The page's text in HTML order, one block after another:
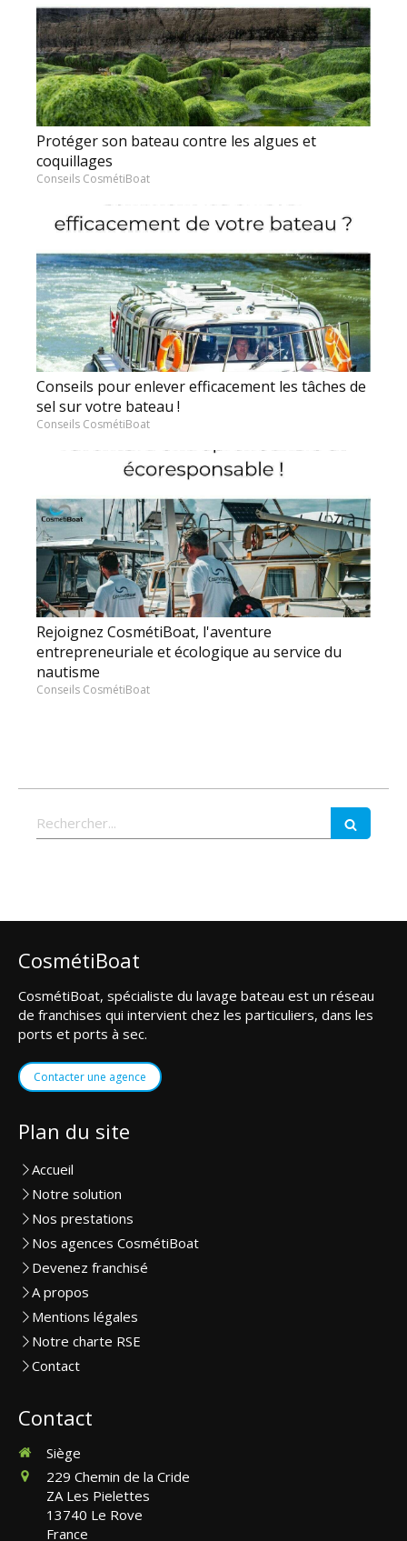
Protéger son bateau contre les algues et
coquillages
Conseils CosmétiBoat
Conseils pour enlever efficacement les tâches de
sel sur votre bateau !
Conseils CosmétiBoat
Rejoignez CosmétiBoat, l'aventure
entrepreneuriale et écologique au service du
nautisme
Conseils CosmétiBoat
Rechercher
CosmétiBoat
CosmétiBoat, spécialiste du lavage bateau est un réseau
de franchises qui intervient chez les particuliers, dans les
ports et ports à sec.
Contacter une agence
Plan du site
Accueil
Notre solution
Nos prestations
Nos agences CosmétiBoat
Devenez franchisé
A propos
Mentions légales
Notre charte RSE
Contact
Contact
Siège
229 Chemin de la Cride
ZA Les Pielettes
13740 Le Rove
France